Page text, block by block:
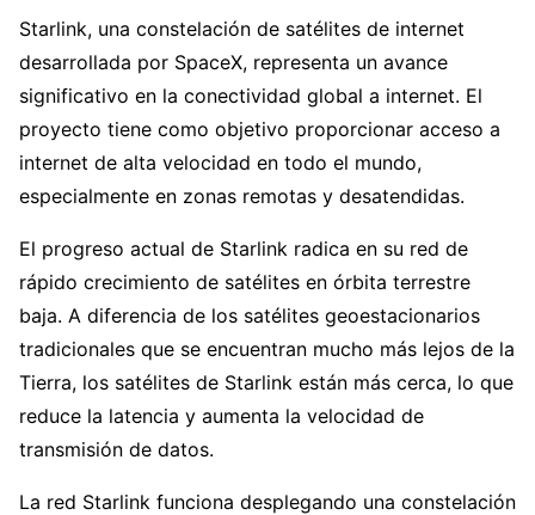
Starlink, una constelación de satélites de internet
desarrollada por SpaceX, representa un avance
significativo en la conectividad global a internet. El
proyecto tiene como objetivo proporcionar acceso a
internet de alta velocidad en todo el mundo,
especialmente en zonas remotas y desatendidas.
El progreso actual de Starlink radica en su red de
rápido crecimiento de satélites en órbita terrestre
baja. A diferencia de los satélites geoestacionarios
tradicionales que se encuentran mucho más lejos de la
Tierra, los satélites de Starlink están más cerca, lo que
reduce la latencia y aumenta la velocidad de
transmisión de datos.
La red Starlink funciona desplegando una constelación